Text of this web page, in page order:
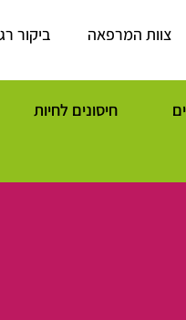
צוות המרפאה ביקור
חיסונים לחיות